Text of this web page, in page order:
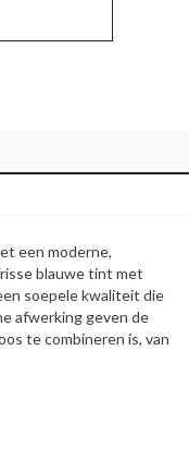
een moderne,
blauwe tint met
soepele kwaliteit die
afwerking geven de
te combineren is, van